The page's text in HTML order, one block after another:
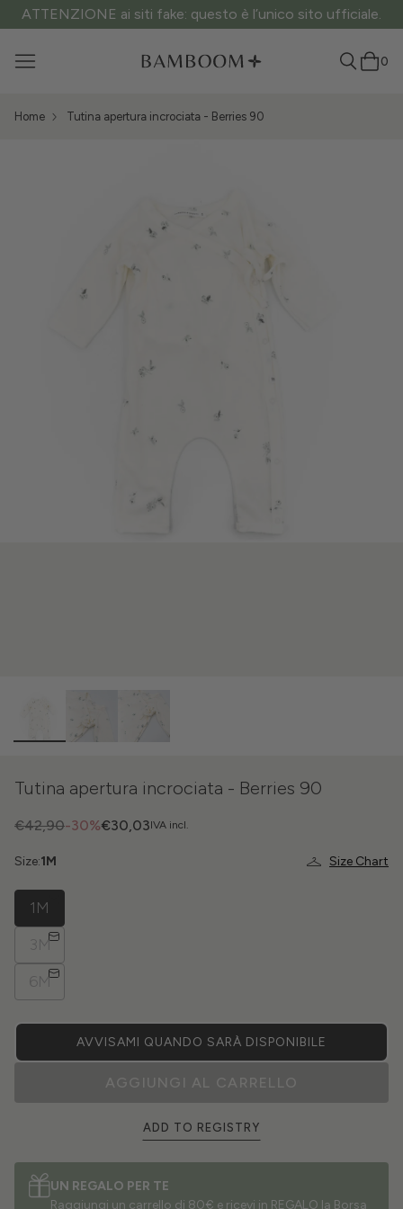
ATTENZIONE ai siti fake: questo è l’unico sito ufficiale.
0
Home Tutina apertura incrociata - Berries 90
Tutina apertura incrociata - Berries 90
IVA incl.
-30%
€42,90 €30,03
Size Chart
Size:1M
1M
3M
6M
AVVISAMI QUANDO SARÀ DISPONIBILE
AGGIUNGI AL CARRELLO
ADD TO REGISTRY
UN REGALO PER TE
Raggiungi un carrello di 80€ e ricevi in REGALO la Borsa